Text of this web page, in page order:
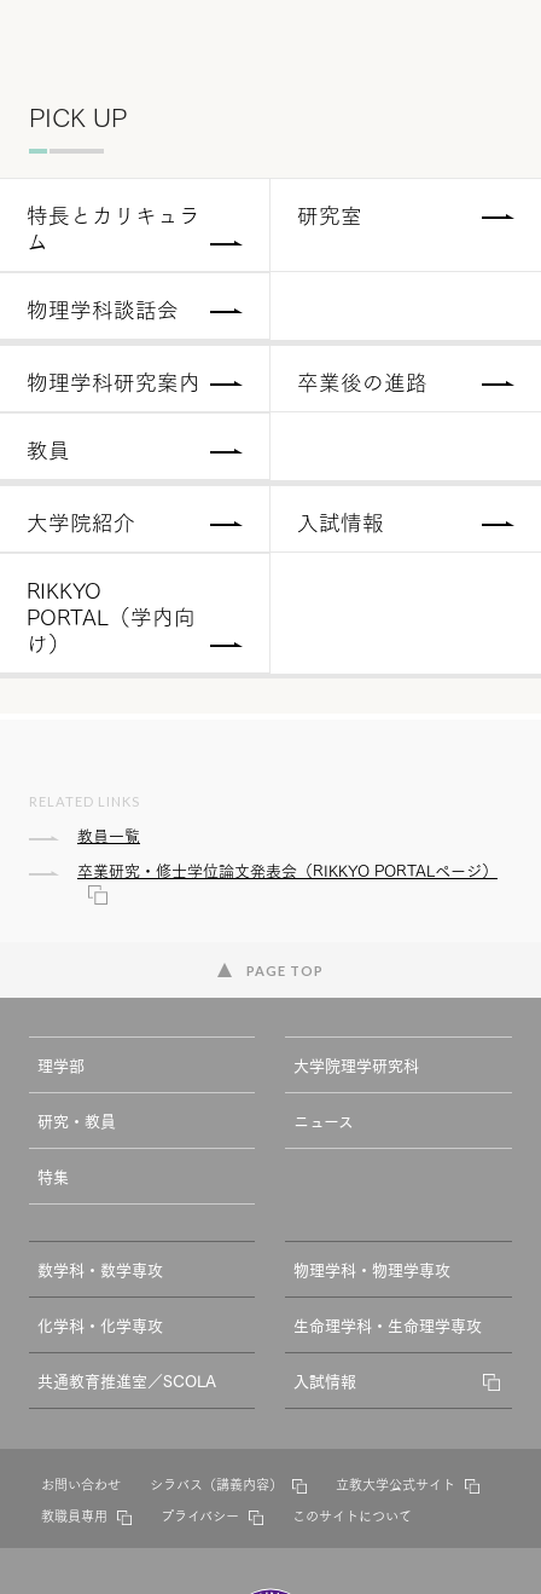
PICK UP
特長とカリキュラ
ム
研究室
物理学科談話会
物理学科研究案内
卒業後の進路
教員
大学院紹介
入試情報
RIKKYO
PORTAL（学内向
け）
RELATED LINKS
教員一覧
卒業研究・修士学位論文発表会（RIKKYO PORTALページ）
PAGE TOP
理学部 大学院理学研究科
研究・教員 ニュース
特集
数学科・数学専攻 物理学科・物理学専攻
化学科・化学専攻 生命理学科・生命理学専攻
共通教育推進室／SCOLA 入試情報
お問い合わせ シラバス（講義内容）
立教大学公式サイト
教職員専用
プライバシー このサイトについて